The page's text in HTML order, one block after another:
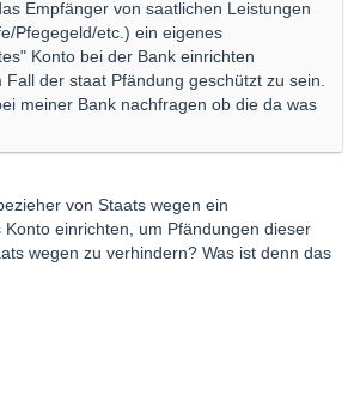
Empfänger von saatlichen Leistungen
Pfegegeld/etc.) ein eigenes
Konto bei der Bank einrichten
der staat Pfändung geschützt zu sein.
meiner Bank nachfragen ob die da was
von Staats wegen ein
einrichten, um Pfändungen dieser
wegen zu verhindern? Was ist denn das